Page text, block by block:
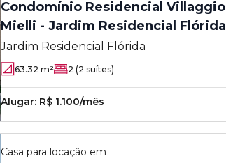
Condomínio Residencial Villaggio
Mielli - Jardim Residencial Flórida
Jardim Residencial Flórida
63.32 m² 2 (2 suítes)
Alugar: R$ 1.100/mês
Casa para locação em